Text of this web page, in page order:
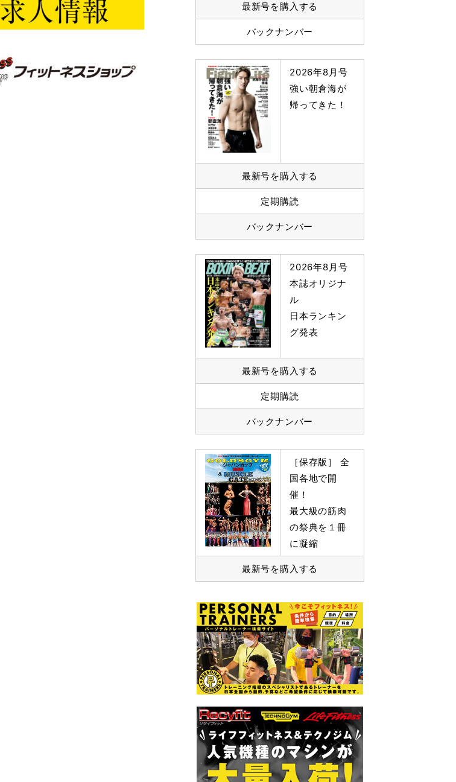
最新号を購入する
バックナンバー
2026年8月号
強い朝倉海が
帰ってきた！
最新号を購入する
定期購読
バックナンバー
2026年8月号
本誌オリジナ
ル
日本ランキン
グ発表
最新号を購入する
定期購読
バックナンバー
［保存版］ 全
国各地で開
催！
最大級の筋肉
の祭典を１冊
に凝縮
最新号を購入する